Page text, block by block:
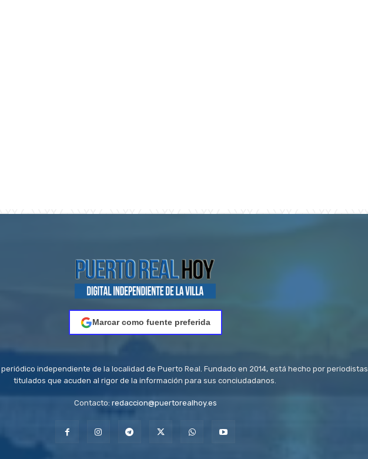
Marcar como fuente preferida
periódico independiente de la localidad de Puerto Real. Fundado en 2014, está hecho por periodistas
titulados que acuden al rigor de la información para sus conciudadanos.
Contacto: redaccion@puertorealhoy.es